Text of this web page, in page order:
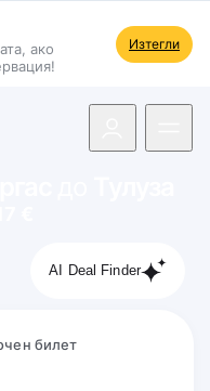
ако
Изтегли
AI Deal Finder
билет